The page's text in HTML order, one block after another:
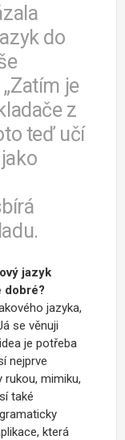
do
je
z
teď učí
jazyk
dobré?
jazyka,
se věnuji
je potřeba
nejprve
rukou, mimiku,
také
která